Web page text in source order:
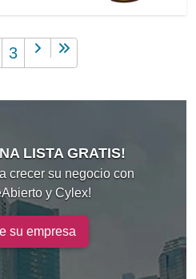
3
LISTA GRATIS!
crecer su negocio con
y Cylex!
su empresa